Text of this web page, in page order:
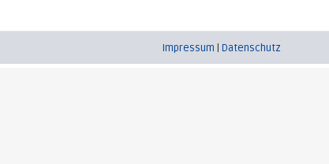
Impressum |Datenschutz